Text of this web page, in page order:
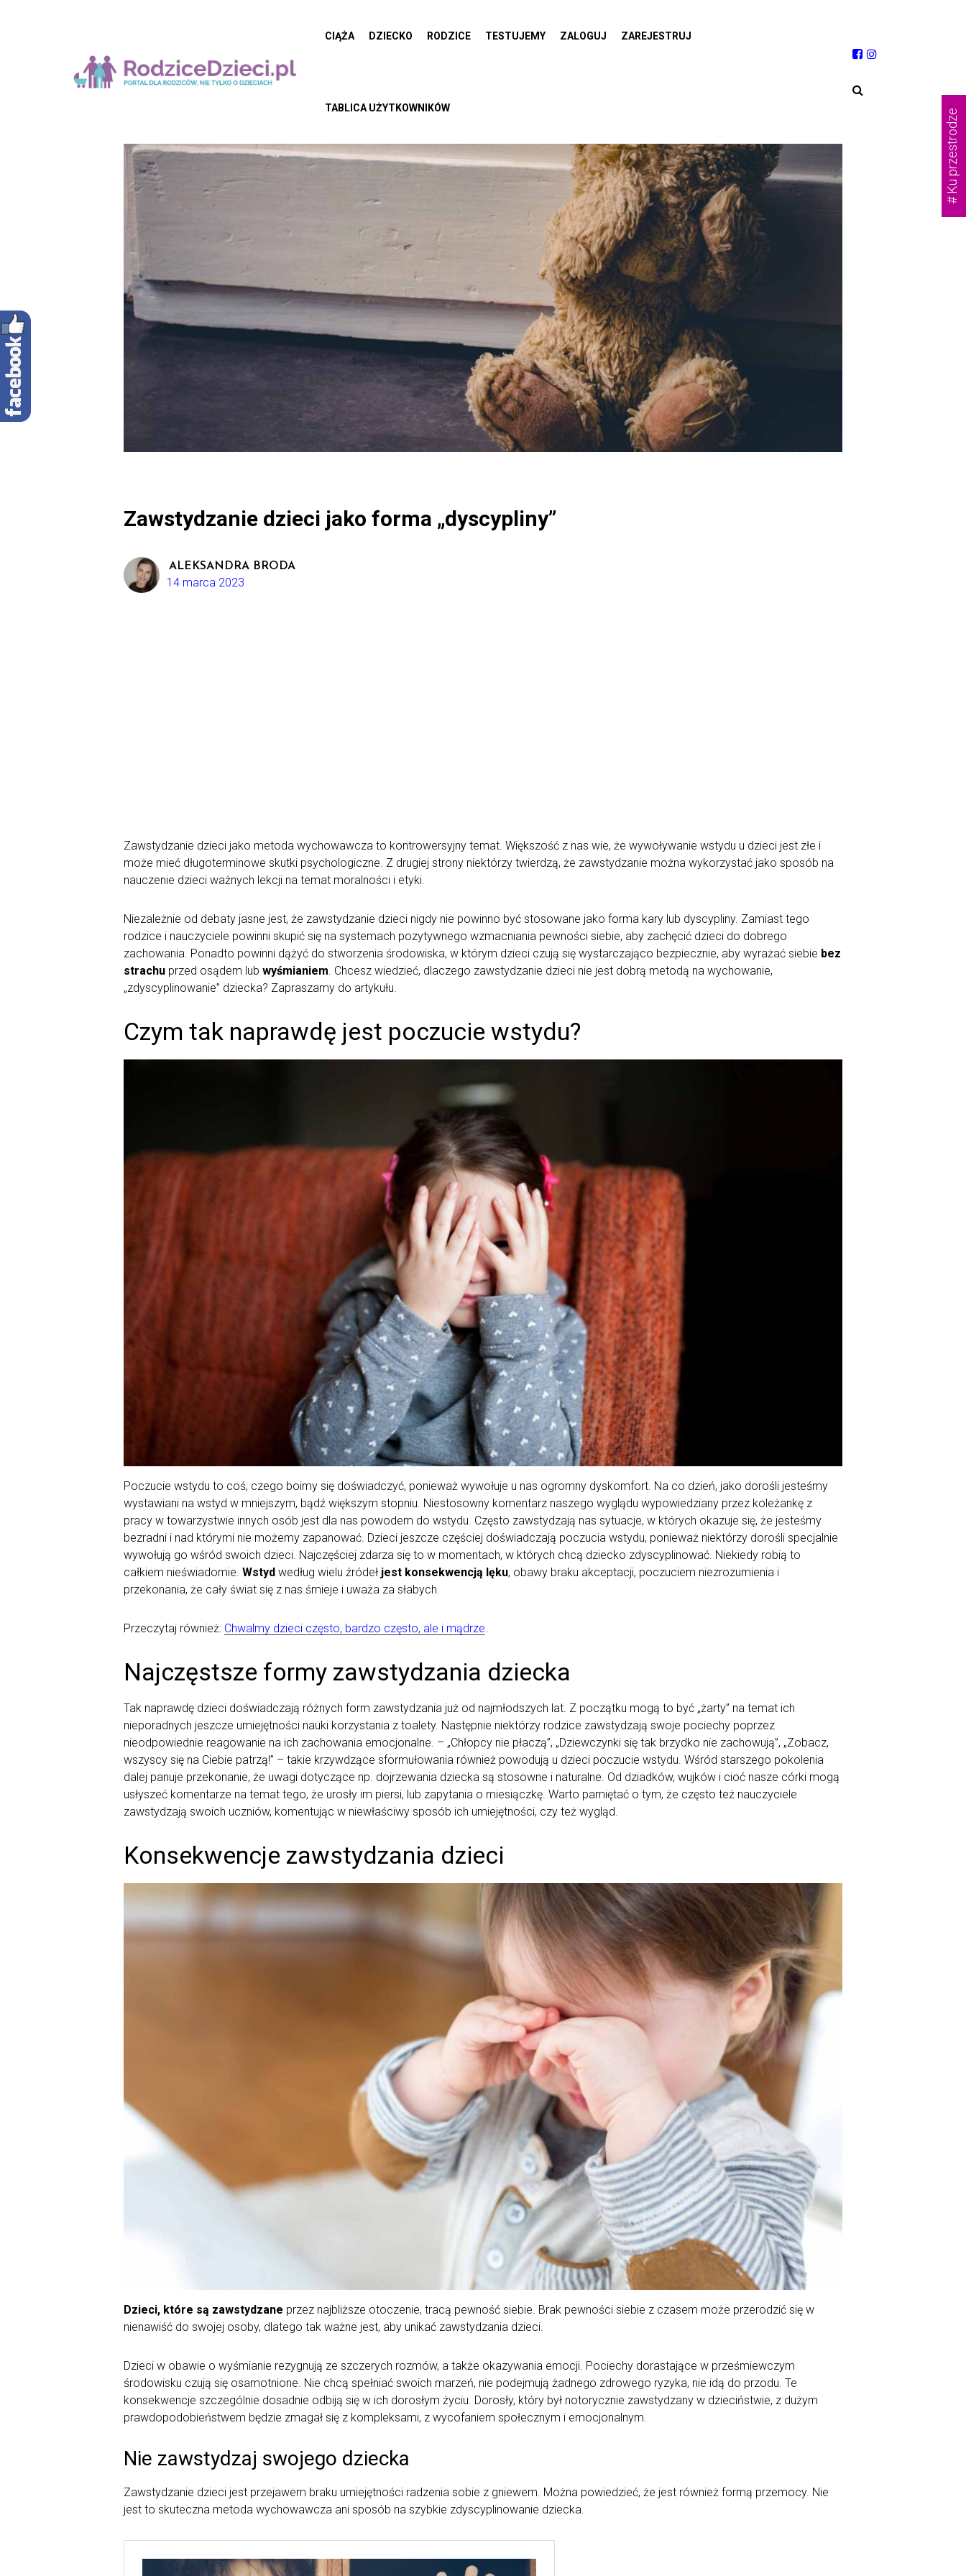
CIĄŻA DZIECKO RODZICE TESTUJEMY ZALOGUJ ZAREJESTRUJ
TABLICA UŻYTKOWNIKÓW
Zawstydzanie dzieci jako forma „dyscypliny”
ALEKSANDRA BRODA
14 marca 2023
Zawstydzanie dzieci jako metoda wychowawcza to kontrowersyjny temat. Większość z nas wie, że wywoływanie wstydu u dzieci jest złe i
może mieć długoterminowe skutki psychologiczne. Z drugiej strony niektórzy twierdzą, że zawstydzanie można wykorzystać jako sposób na
nauczenie dzieci ważnych lekcji na temat moralności i etyki.
Niezależnie od debaty jasne jest, że zawstydzanie dzieci nigdy nie powinno być stosowane jako forma kary lub dyscypliny. Zamiast tego
rodzice i nauczyciele powinni skupić się na systemach pozytywnego wzmacniania pewności siebie, aby zachęcić dzieci do dobrego
zachowania. Ponadto powinni dążyć do stworzenia środowiska, w którym dzieci czują się wystarczająco bezpiecznie, aby wyrażać siebie bez
strachu przed osądem lub wyśmianiem . Chcesz wiedzieć, dlaczego zawstydzanie dzieci nie jest dobrą metodą na wychowanie,
„zdyscyplinowanie” dziecka? Zapraszamy do artykułu.
Czym tak naprawdę jest poczucie wstydu?
Poczucie wstydu to coś, czego boimy się doświadczyć, ponieważ wywołuje u nas ogromny dyskomfort. Na co dzień, jako dorośli jesteśmy
wystawiani na wstyd w mniejszym, bądź większym stopniu. Niestosowny komentarz naszego wyglądu wypowiedziany przez koleżankę z
pracy w towarzystwie innych osób jest dla nas powodem do wstydu. Często zawstydzają nas sytuacje, w których okazuje się, że jesteśmy
bezradni i nad którymi nie możemy zapanować. Dzieci jeszcze częściej doświadczają poczucia wstydu, ponieważ niektórzy dorośli specjalnie
wywołują go wśród swoich dzieci. Najczęściej zdarza się to w momentach, w których chcą dziecko zdyscyplinować. Niekiedy robią to
całkiem nieświadomie. Wstyd według wielu źródeł jest konsekwencją lęku, obawy braku akceptacji, poczuciem niezrozumienia i
przekonania, że cały świat się z nas śmieje i uważa za słabych.
Przeczytaj również: Chwalmy dzieci często, bardzo często, ale i mądrze.
Najczęstsze formy zawstydzania dziecka
Tak naprawdę dzieci doświadczają różnych form zawstydzania już od najmłodszych lat. Z początku mogą to być „żarty” na temat ich
nieporadnych jeszcze umiejętności nauki korzystania z toalety. Następnie niektórzy rodzice zawstydzają swoje pociechy poprzez
nieodpowiednie reagowanie na ich zachowania emocjonalne. – „Chłopcy nie płaczą”, „Dziewczynki się tak brzydko nie zachowują”, „Zobacz,
wszyscy się na Ciebie patrzą!” – takie krzywdzące sformułowania również powodują u dzieci poczucie wstydu. Wśród starszego pokolenia
dalej panuje przekonanie, że uwagi dotyczące np. dojrzewania dziecka są stosowne i naturalne. Od dziadków, wujków i cioć nasze córki mogą
usłyszeć komentarze na temat tego, że urosły im piersi, lub zapytania o miesiączkę. Warto pamiętać o tym, że często też nauczyciele
zawstydzają swoich uczniów, komentując w niewłaściwy sposób ich umiejętności, czy też wygląd.
Konsekwencje zawstydzania dzieci
Dzieci, które są zawstydzane przez najbliższe otoczenie, tracą pewność siebie. Brak pewności siebie z czasem może przerodzić się w
nienawiść do swojej osoby, dlatego tak ważne jest, aby unikać zawstydzania dzieci.
Dzieci w obawie o wyśmianie rezygnują ze szczerych rozmów, a także okazywania emocji. Pociechy dorastające w prześmiewczym
środowisku czują się osamotnione. Nie chcą spełniać swoich marzeń, nie podejmują żadnego zdrowego ryzyka, nie idą do przodu. Te
konsekwencje szczególnie dosadnie odbiją się w ich dorosłym życiu. Dorosły, który był notorycznie zawstydzany w dzieciństwie, z dużym
prawdopodobieństwem będzie zmagał się z kompleksami, z wycofaniem społecznym i emocjonalnym.
Nie zawstydzaj swojego dziecka
Zawstydzanie dzieci jest przejawem braku umiejętności radzenia sobie z gniewem. Można powiedzieć, że jest również formą przemocy. Nie
jest to skuteczna metoda wychowawcza ani sposób na szybkie zdyscyplinowanie dziecka.
# Ku przestrodze